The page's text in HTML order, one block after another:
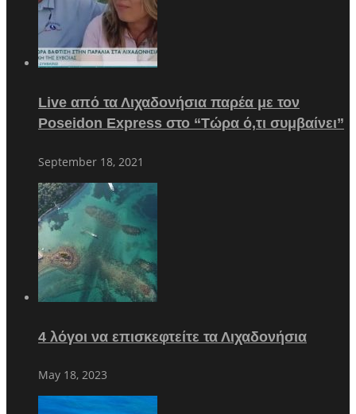
Live από τα Λιχαδονήσια παρέα με τον
Poseidon Express στο “Τώρα ό,τι συμβαίνει”
September 18, 2021
4 λόγοι να επισκεφτείτε τα Λιχαδονήσια
May 18, 2023